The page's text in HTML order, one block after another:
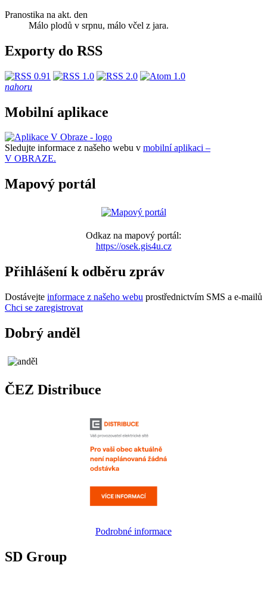
Pranostika na akt. den
Málo plodů v srpnu, málo včel z jara.
Exporty do RSS
nahoru
Mobilní aplikace
Sledujte informace z našeho webu v mobilní aplikaci –
V OBRAZE.
Mapový portál
Odkaz na mapový portál:
https://osek.gis4u.cz
Přihlášení k odběru zpráv
Dostávejte informace z našeho webu prostřednictvím SMS a e-mailů
Chci se zaregistrovat
Dobrý anděl
ČEZ Distribuce
Podrobné informace
SD Group